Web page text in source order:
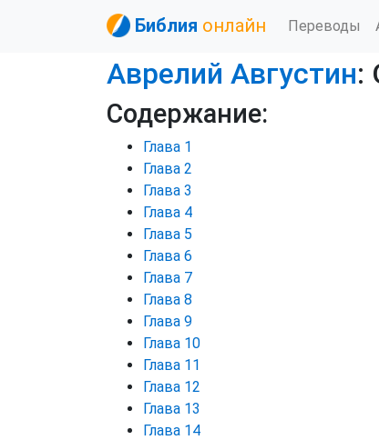
Библия онлайн Переводы
Аврелий Августин:
Содержание:
Глава 1
Глава 2
Глава 3
Глава 4
Глава 5
Глава 6
Глава 7
Глава 8
Глава 9
Глава 10
Глава 11
Глава 12
Глава 13
Глава 14